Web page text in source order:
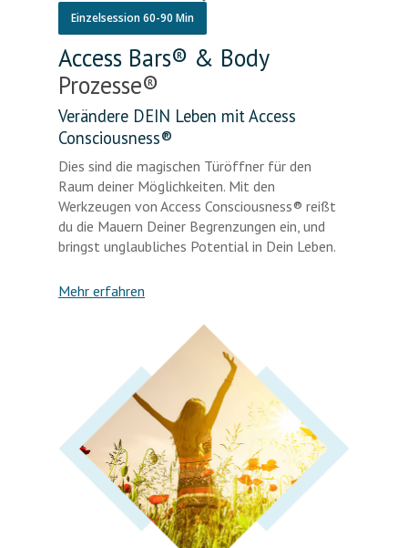
Einzelsession 60-90 Min
Access Bars® & Body
Prozesse®
Verändere DEIN Leben mit Access
Consciousness®
Dies sind die magischen Türöffner für den
Raum deiner Möglichkeiten. Mit den
Werkzeugen von Access Consciousness® reißt
du die Mauern Deiner Begrenzungen ein, und
bringst unglaubliches Potential in Dein Leben.
Mehr erfahren